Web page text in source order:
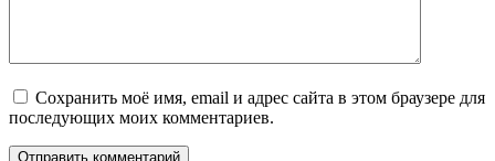
Сохранить моё имя, email и адрес сайта в этом браузере для
последующих моих комментариев.